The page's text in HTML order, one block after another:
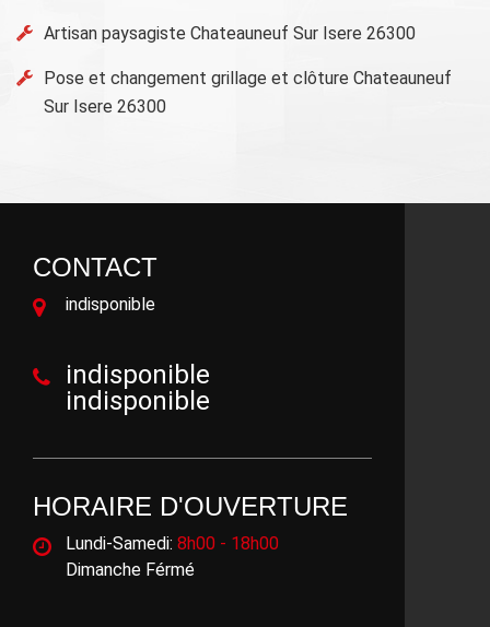
Artisan paysagiste Chateauneuf Sur Isere 26300
Pose et changement grillage et clôture Chateauneuf
Sur Isere 26300
CONTACT
indisponible
indisponible
indisponible
HORAIRE D'OUVERTURE
Lundi-Samedi: 8h00 - 18h00
Dimanche Férmé